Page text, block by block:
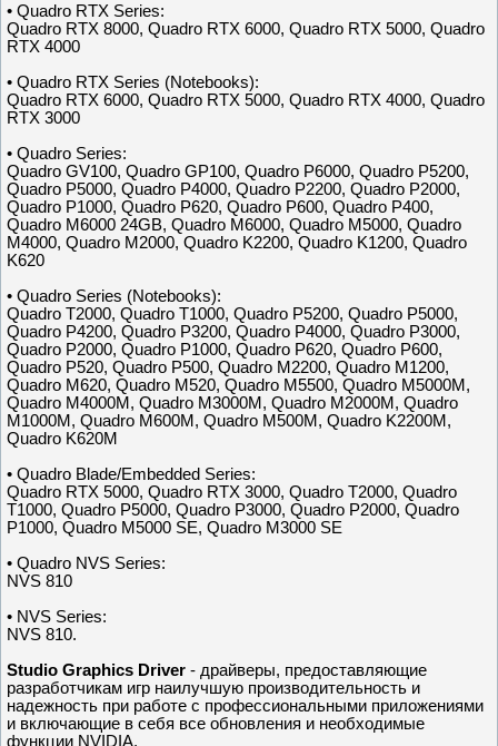
• Quadro RTX Series:
Quadro RTX 8000, Quadro RTX 6000, Quadro RTX 5000, Quadro
RTX 4000
• Quadro RTX Series (Notebooks):
Quadro RTX 6000, Quadro RTX 5000, Quadro RTX 4000, Quadro
RTX 3000
• Quadro Series:
Quadro GV100, Quadro GP100, Quadro P6000, Quadro P5200,
Quadro P5000, Quadro P4000, Quadro P2200, Quadro P2000,
Quadro P1000, Quadro P620, Quadro P600, Quadro P400,
Quadro M6000 24GB, Quadro M6000, Quadro M5000, Quadro
M4000, Quadro M2000, Quadro K2200, Quadro K1200, Quadro
K620
• Quadro Series (Notebooks):
Quadro T2000, Quadro T1000, Quadro P5200, Quadro P5000,
Quadro P4200, Quadro P3200, Quadro P4000, Quadro P3000,
Quadro P2000, Quadro P1000, Quadro P620, Quadro P600,
Quadro P520, Quadro P500, Quadro M2200, Quadro M1200,
Quadro M620, Quadro M520, Quadro M5500, Quadro M5000M,
Quadro M4000M, Quadro M3000M, Quadro M2000M, Quadro
M1000M, Quadro M600M, Quadro M500M, Quadro K2200M,
Quadro K620M
• Quadro Blade/Embedded Series:
Quadro RTX 5000, Quadro RTX 3000, Quadro T2000, Quadro
T1000, Quadro P5000, Quadro P3000, Quadro P2000, Quadro
P1000, Quadro M5000 SE, Quadro M3000 SE
• Quadro NVS Series:
NVS 810
• NVS Series:
NVS 810.
Studio Graphics Driver - драйверы, предоставляющие
разработчикам игр наилучшую производительность и
надежность при работе с профессиональными приложениями
и включающие в себя все обновления и необходимые
функции NVIDIA.